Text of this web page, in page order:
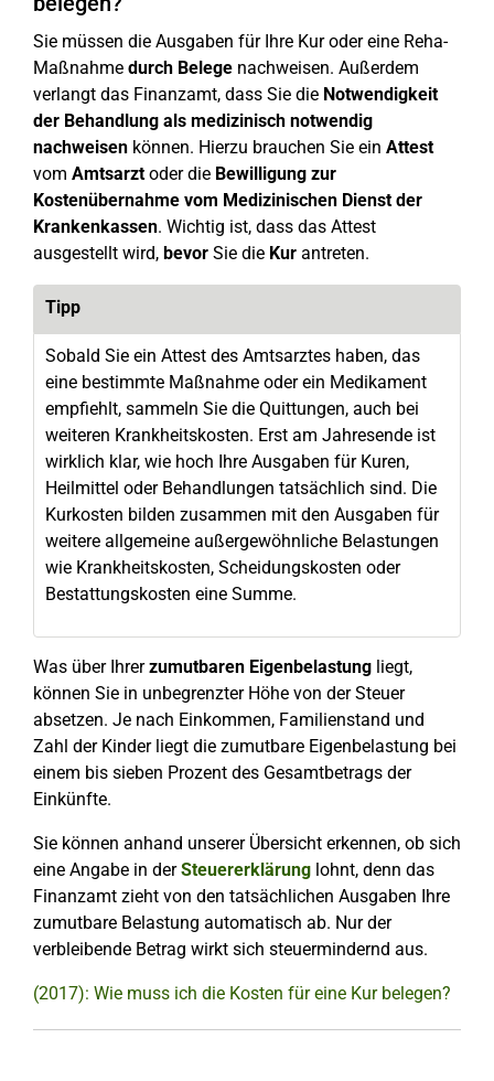
Sie müssen die Ausgaben für Ihre Kur oder eine Reha-
Maßnahme durch Belege nachweisen. Außerdem
verlangt das Finanzamt, dass Sie die Notwendigkeit
der Behandlung als medizinisch notwendig
nachweisen können. Hierzu brauchen Sie ein Attest
vom Amtsarztoder die Bewilligung zur
Kostenübernahme vom Medizinischen Dienst der
Krankenkassen. Wichtig ist, dass das Attest
ausgestellt wird, bevor Sie die Kur antreten.
Tipp
Sobald Sie ein Attest des Amtsarztes haben, das
eine bestimmte Maßnahme oder ein Medikament
empfiehlt, sammeln Sie die Quittungen, auch bei
weiteren Krankheitskosten. Erst am Jahresende ist
wirklich klar, wie hoch Ihre Ausgaben für Kuren,
Heilmittel oder Behandlungen tatsächlich sind. Die
Kurkosten bilden zusammen mit den Ausgaben für
weitere allgemeine außergewöhnliche Belastungen
wie Krankheitskosten, Scheidungskosten oder
Bestattungskosten eine Summe.
Was über Ihrerzumutbaren Eigenbelastung liegt,
können Sie in unbegrenzter Höhe von der Steuer
absetzen. Je nach Einkommen, Familienstand und
Zahl der Kinder liegt die zumutbare Eigenbelastung bei
einem bis sieben Prozent des Gesamtbetrags der
Einkünfte.
Sie können anhand unserer Übersicht erkennen, ob sich
eine Angabe in derSteuererklärung lohnt, denn das
Finanzamt zieht von den tatsächlichen Ausgaben Ihre
zumutbare Belastung automatisch ab. Nur der
verbleibende Betrag wirkt sich steuermindernd aus.
(2017): Wie muss ich die Kosten für eine Kur belegen?